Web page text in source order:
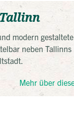
modern
neben Tallinns
Mehr über